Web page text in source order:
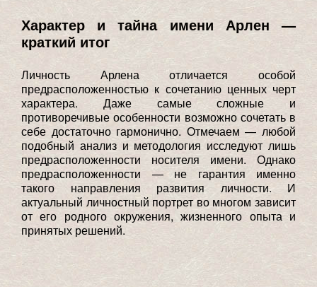
Характер и тайна имени Арлен —
краткий итог
Личность Арлена отличается особой
предрасположенностью к сочетанию ценных черт
характера. Даже самые сложные и
противоречивые особенности возможно сочетать в
себе достаточно гармонично. Отмечаем — любой
подобный анализ и методология исследуют лишь
предрасположенности носителя имени. Однако
предрасположенности — не гарантия именно
такого направления развития личности. И
актуальный личностный портрет во многом зависит
от его родного окружения, жизненного опыта и
принятых решений.